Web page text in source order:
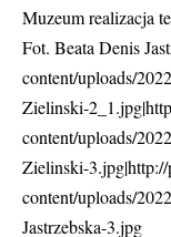
Muzeum realizacja
Fot. Beata Denis
content/uploads/
Zielinski-
content/uploads/
Zielinski-
content/uploads/
Jastrzebska-3.jpg